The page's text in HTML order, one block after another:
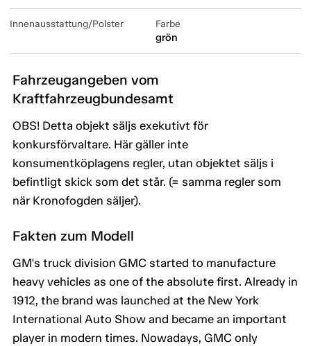
Innenausstattung/Polster Farbe
grön
Fahrzeugangeben vom
Kraftfahrzeugbundesamt
OBS! Detta objekt säljs exekutivt för
konkursförvaltare. Här gäller inte
konsumentköplagens regler, utan objektet säljs i
befintligt skick som det står. (= samma regler som
när Kronofogden säljer).
Fakten zum Modell
GM's truck division GMC started to manufacture
heavy vehicles as one of the absolute first. Already in
1912, the brand was launched at the New York
International Auto Show and became an important
player in modern times. Nowadays, GMC only